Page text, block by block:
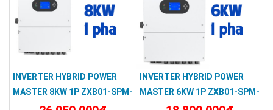
INVERTER HYBRID POWER
MASTER 8KW 1P ZXB01-SPM-
802-GEU
INVERTER HYBRID POWER
MASTER 6KW 1P ZXB01-SPM-
602G-EU